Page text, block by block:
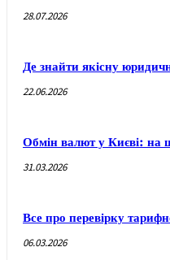
28.07.2026
Де знайти якісну
22.06.2026
Обмін валют у Києві: на
31.03.2026
Все про перевірку
06.03.2026